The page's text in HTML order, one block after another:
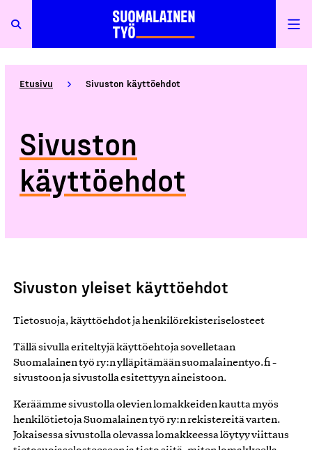
Etusivu Sivuston käyttöehdot
Sivuston
käyttöehdot
Sivuston yleiset käyttöehdot
Tietosuoja, käyttöehdot ja henkilörekisteriselosteet
Tällä sivulla eriteltyjä käyttöehtoja sovelletaan
Suomalainen työ ry:n ylläpitämään suomalainentyo.fi -
sivustoon ja sivustolla esitettyyn aineistoon.
Keräämme sivustolla olevien lomakkeiden kautta myös
henkilötietoja Suomalainen työ ry:n rekistereitä varten.
Jokaisessa sivustolla olevassa lomakkeessa löytyy viittaus